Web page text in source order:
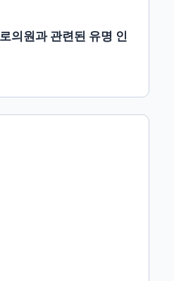
의원과 관련된 유명 인